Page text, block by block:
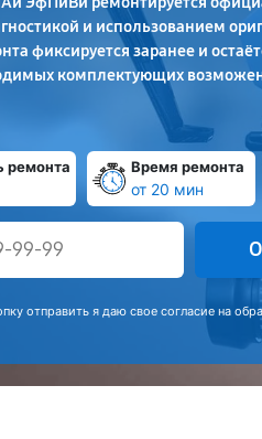
и использованием
фиксируется заранее и
комплектующих
ремонта Время ремонта
от 20 мин
отправить я даю свое согласие на